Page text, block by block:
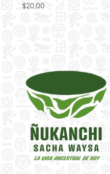
$20,00